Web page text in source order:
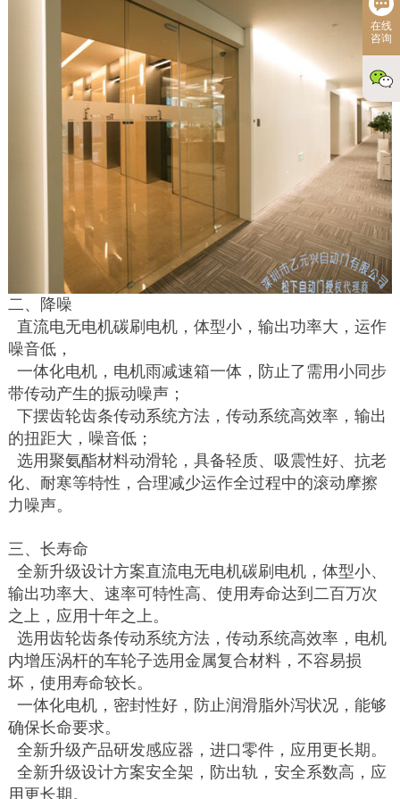
二、降噪
直流电无电机碳刷电机，体型小，输出功率大，运作
噪音低，
一体化电机，电机雨减速箱一体，防止了需用小同步
带传动产生的振动噪声；
下摆齿轮齿条传动系统方法，传动系统高效率，输出
的扭距大，噪音低；
选用聚氨酯材料动滑轮，具备轻质、吸震性好、抗老
化、耐寒等特性，合理减少运作全过程中的滚动摩擦
力噪声。
三、长寿命
全新升级设计方案直流电无电机碳刷电机，体型小、
输出功率大、速率可特性高、使用寿命达到二百万次
之上，应用十年之上。
选用齿轮齿条传动系统方法，传动系统高效率，电机
内增压涡杆的车轮子选用金属复合材料，不容易损
坏，使用寿命较长。
一体化电机，密封性好，防止润滑脂外泻状况，能够
确保长命要求。
全新升级产品研发感应器，进口零件，应用更长期。
全新升级设计方案安全架，防出轨，安全系数高，应
用更长期。
在线
咨询